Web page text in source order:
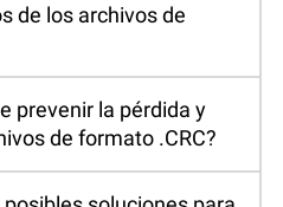
de los archivos de
prevenir la pérdida y
de formato .CRC?